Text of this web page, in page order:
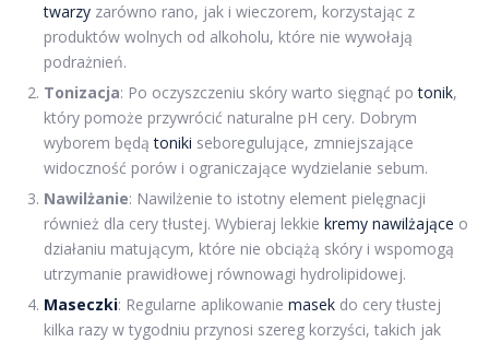
twarzy zarówno rano, jak i wieczorem, korzystając z
produktów wolnych od alkoholu, które nie wywołają
podrażnień.
Tonizacja: Po oczyszczeniu skóry warto sięgnąć potonik,
który pomoże przywrócić naturalne pH cery. Dobrym
wyborem będątoniki seboregulujące, zmniejszające
widoczność porów i ograniczające wydzielanie sebum.
Nawilżanie: Nawilżenie to istotny element pielęgnacji
również dla cery tłustej. Wybieraj lekkie kremy nawilżające o
działaniu matującym, które nie obciążą skóry i wspomogą
utrzymanie prawidłowej równowagi hydrolipidowej.
Maseczki: Regularne aplikowanie masek do cery tłustej
kilka razy w tygodniu przynosi szereg korzyści, takich jak